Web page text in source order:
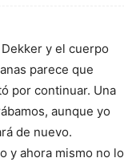
y el cuerpo
parece que
por continuar. Una
aunque yo
de nuevo.
y ahora mismo no lo